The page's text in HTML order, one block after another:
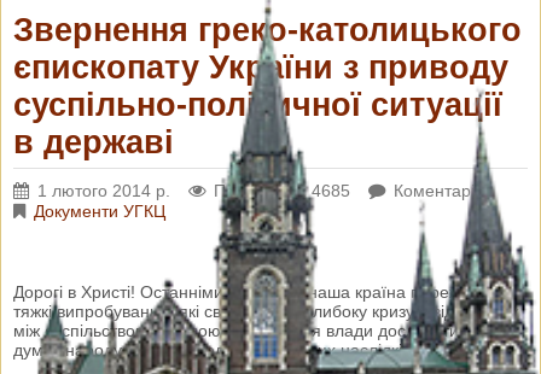
Звернення греко-католицького
єпископату України з приводу
суспільно-політичної ситуації
в державі
1 лютого 2014 р. Переглядів: 4685
Коментарі: 0
Документи УГКЦ
Дорогі в Христі! Останніми місяцями наша країна переживає
тяжкі випробування, які свідчать про глибоку кризу у відносинах
між суспільством і владою. Небажання влади дослухатися до
думки народу вже призвело до трагічних наслідків.